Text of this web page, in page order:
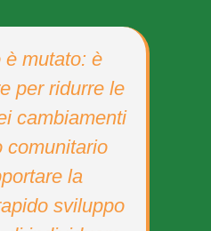
è mutato: è
per ridurre le
cambiamenti
comunitario
la
sviluppo